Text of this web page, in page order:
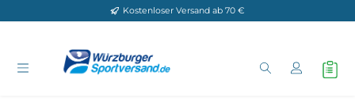
Zum Hauptinhalt springenKostenloser Versand ab 70 €